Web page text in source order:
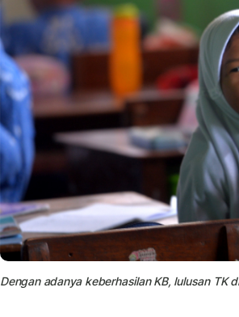
Dengan adanya keberhasilan KB, lulusan TK